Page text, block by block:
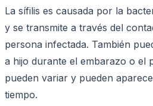
La sífilis es causada por la
y se transmite a través del
persona infectada. También
a hijo durante el embarazo o el
pueden variar y pueden
tiempo.